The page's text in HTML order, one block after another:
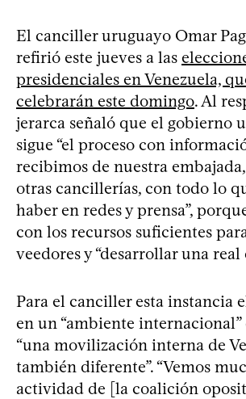
El canciller uruguayo Omar
refirió este jueves a las
presidenciales en Venezuela,
celebrarán este domingo. Al
jerarca señaló que el gobierno
sigue “el proceso con
recibimos de nuestra
otras cancillerías, con todo lo
haber en redes y prensa”,
con los recursos suficientes
veedores y “desarrollar una real
Para el canciller esta instancia
en un “ambiente
“una movilización interna de
también diferente”. “Vemos
actividad de [la coalición